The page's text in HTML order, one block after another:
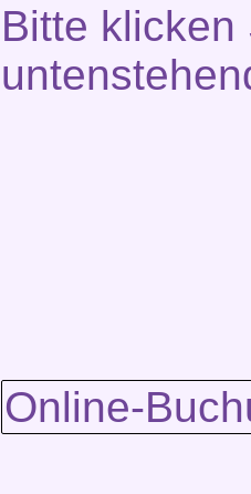
Bitte
Online-